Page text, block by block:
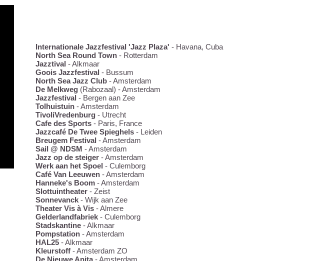
Internationale Jazzfestival 'Jazz Plaza' - Havana, Cuba
North Sea Round Town - Rotterdam
Jazztival - Alkmaar
Goois Jazzfestival - Bussum
North Sea Jazz Club - Amsterdam
De Melkweg (Rabozaal) - Amsterdam
Jazzfestival - Bergen aan Zee
Tolhuistuin - Amsterdam
TivoliVredenburg - Utrecht
Cafe des Sports - Paris, France
Jazzcafé De Twee Spieghels - Leiden
Breugem Festival - Amsterdam
Sail @ NDSM - Amsterdam
Jazz op de steiger - Amsterdam
Werk aan het Spoel - Culemborg
Café Van Leeuwen - Amsterdam
Hanneke's Boom - Amsterdam
Slottuintheater - Zeist
Sonnevanck - Wijk aan Zee
Theater Vis à Vis - Almere
Gelderlandfabriek - Culemborg
Stadskantine - Alkmaar
Pompstation - Amsterdam
HAL25 - Alkmaar
Kleurstoff - Amsterdam ZO
De Nieuwe Anita- Amsterdam